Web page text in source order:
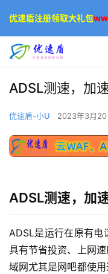
ADSL测速，加
优速盾-小U 2023年3月20
ADSL测速，加
ADSL是运行在原有
具有节省投资、上网
域网尤其是网吧都使
优速盾注册领取大礼包